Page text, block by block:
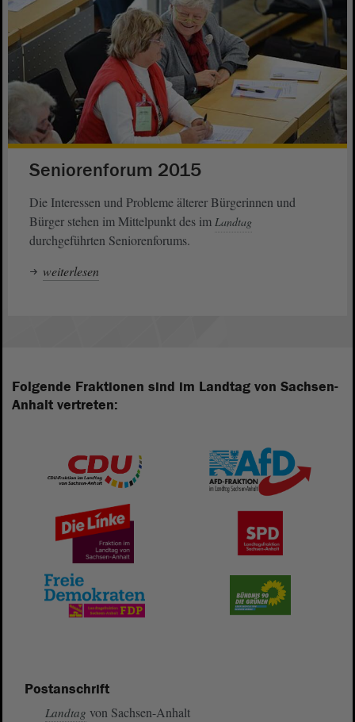
Seniorenforum 2015
Die Interessen und Probleme älterer Bürgerinnen und
Bürger stehen im Mittelpunkt des im Landtag
durchgeführten Seniorenforums.
weiterlesen
Folgende Fraktionen sind im Landtag von Sachsen-
Anhalt vertreten:
Postanschrift
Landtag von Sachsen-Anhalt